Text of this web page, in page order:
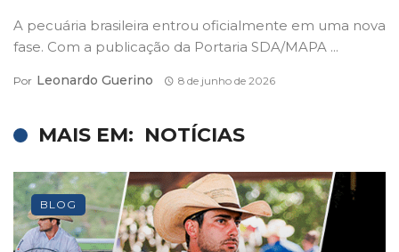
A pecuária brasileira entrou oficialmente em uma nova
fase. Com a publicação da Portaria SDA/MAPA ...
Por Leonardo Guerino 8 de junho de 2026
MAIS EM: NOTÍCIAS
BLOG